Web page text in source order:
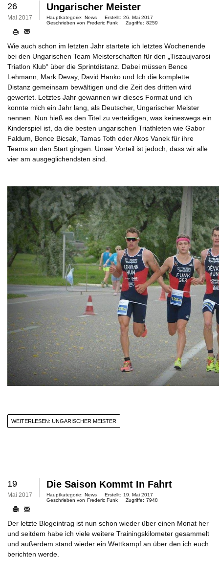
26
Mai 2017
Ungarischer Meister
Hauptkategorie: News Erstellt: 26. Mai 2017
Geschrieben von Frederic Funk Zugriffe: 8259
Wie auch schon im letzten Jahr startete ich letztes Wochenende
bei den Ungarischen Team Meisterschaften für den „Tiszaujvarosi
Triatlon Klub“ über die Sprintdistanz. Dabei müssen Bence
Lehmann, Mark Devay, David Hanko und Ich die komplette
Distanz gemeinsam bewältigen und die Zeit des dritten wird
gewertet. Letztes Jahr gewannen wir dieses Format und ich
konnte mich ein Jahr lang, als Deutscher, Ungarischer Meister
nennen. Nun hieß es den Titel zu verteidigen, was keineswegs ein
Kinderspiel ist, da die besten ungarischen Triathleten wie Gabor
Faldum, Bence Bicsak, Tamas Toth oder Akos Vanek für ihre
Teams an den Start gingen. Unser Vorteil ist jedoch, dass wir alle
vier am ausgeglichendsten sind.
WEITERLESEN: UNGARISCHER MEISTER
19
Mai 2017
Die Saison Kommt In Fahrt
Hauptkategorie: News Erstellt: 19. Mai 2017
Geschrieben von Frederic Funk Zugriffe: 7948
Der letzte Blogeintrag ist nun schon wieder über einen Monat her
und seitdem habe ich viele weitere Trainingskilometer gesammelt
und außerdem stand wieder ein Wettkampf an über den ich euch
berichten werde.